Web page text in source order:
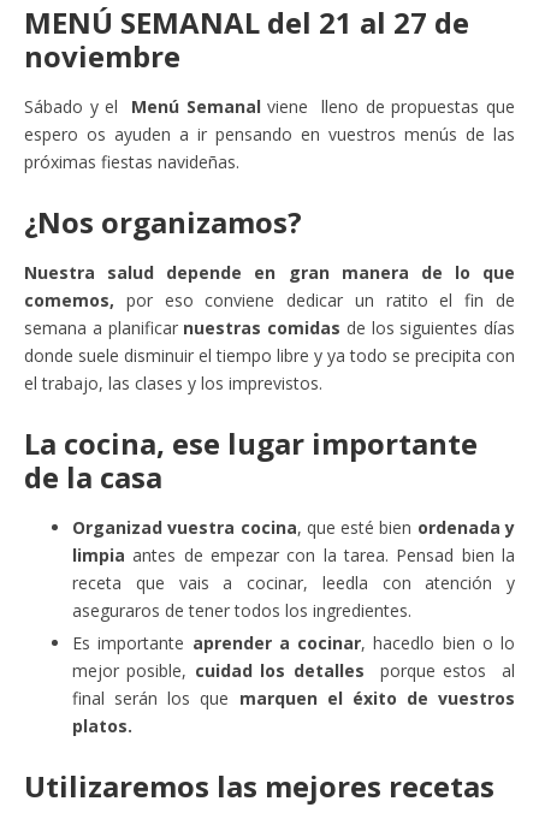
MENÚ SEMANAL del 21 al 27 de
noviembre
Sábado y el Menú Semanalviene lleno de propuestas que
espero os ayuden a ir pensando en vuestros menús de las
próximas fiestas navideñas.
¿Nos organizamos?
Nuestra salud depende en gran manera de lo que
comemos, por eso conviene dedicar un ratito el fin de
semana a planificarnuestras comidas de los siguientes días
donde suele disminuir el tiempo libre y ya todo se precipita con
el trabajo, las clases y los imprevistos.
La cocina, ese lugar importante
de la casa
Organizad vuestra cocina, que esté bien ordenada y
limpia antes de empezar con la tarea. Pensad bien la
receta que vais a cocinar, leedla con atención y
aseguraros de tener todos los ingredientes.
Es importante aprender a cocinar, hacedlo bien o lo
mejor posible, cuidad los detalles porque estos al
final serán los que marquen el éxito de vuestros
platos.
Utilizaremos las mejores recetas